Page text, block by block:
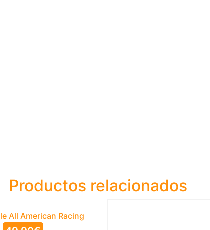
Productos relacionados
All American Racing